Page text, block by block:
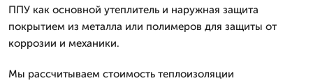
ППУ как основной утеплитель и наружная защита
покрытием из металла или полимеров для защиты от
коррозии и механики.
Мы рассчитываем стоимость теплоизоляции